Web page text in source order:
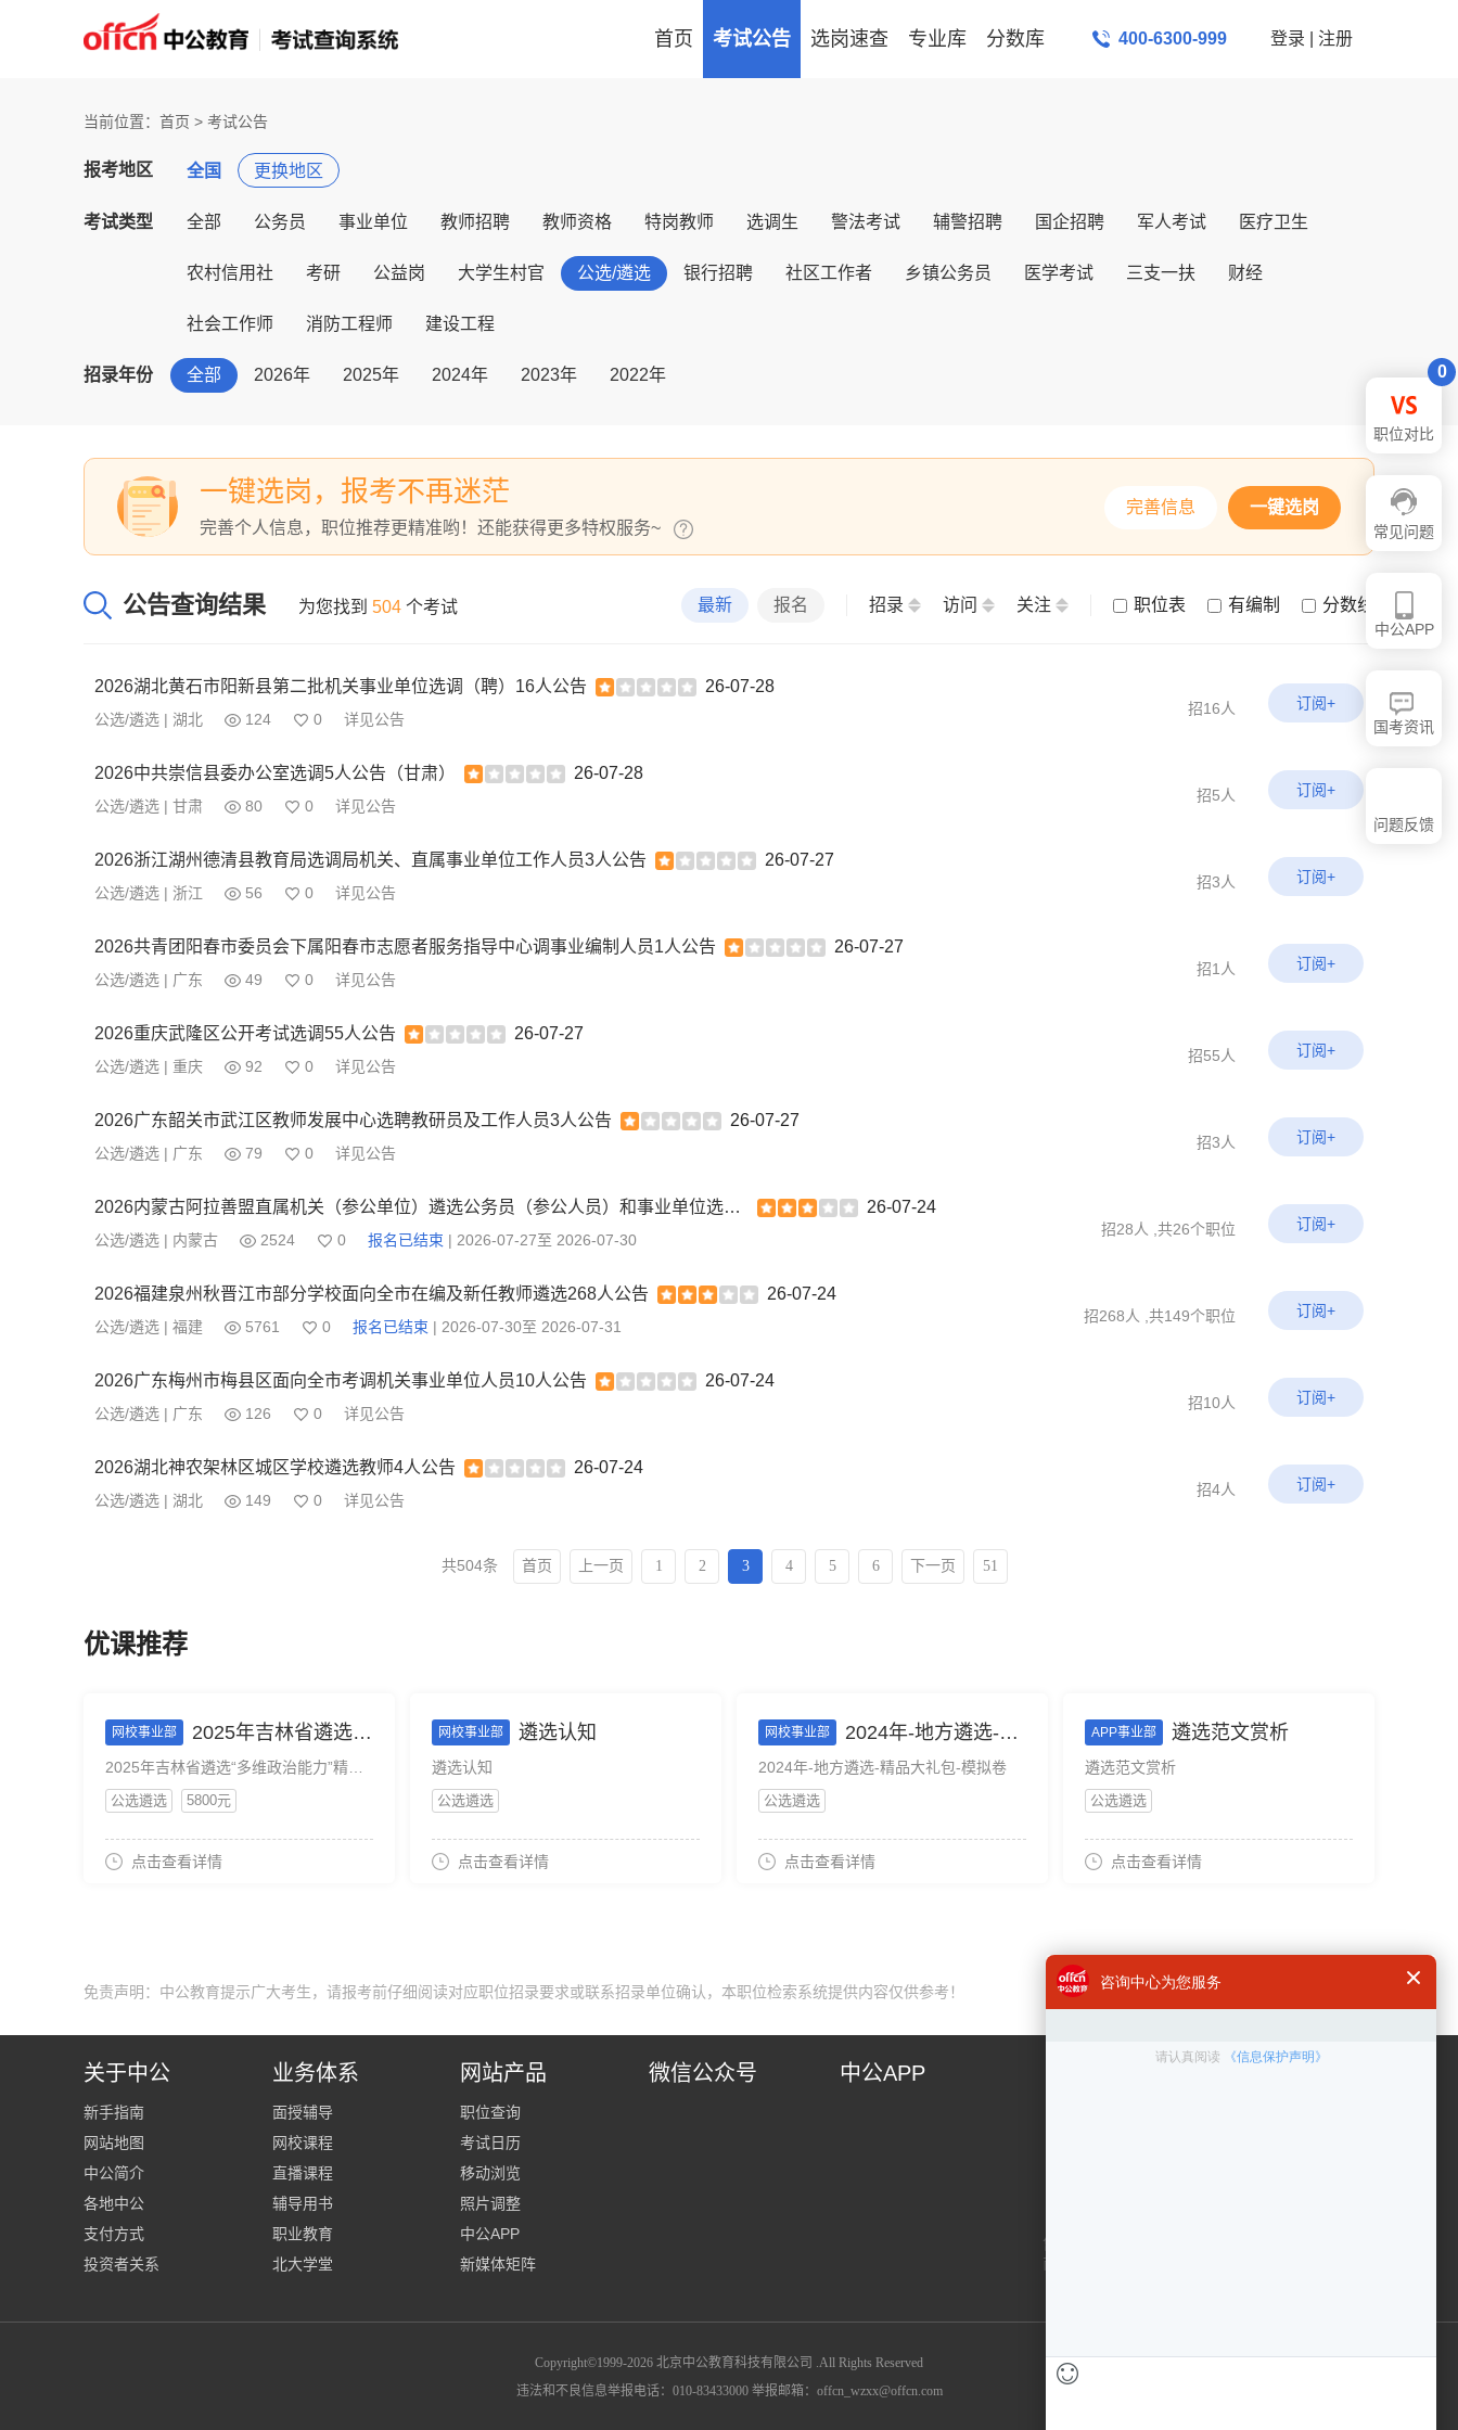
400-6300-999 登录 注册
首页 考试公告 选岗速查 专业库 分数库
当前位置：首页 > 考试公告
报考地区 全国 更换地区
考试类型 全部 公务员 事业单位 教师招聘 教师资格 特岗教师 选调生 警法考试 辅警招聘 国企招聘 军人考试 医疗卫生
农村信用社 考研 公益岗 大学生村官 公选/遴选 银行招聘 社区工作者 乡镇公务员 医学考试 三支一扶 财经
社会工作师 消防工程师 建设工程
招录年份 全部 2026年 2025年 2024年 2023年 2022年
一键选岗，报考不再迷茫
完善个人信息，职位推荐更精准哟！还能获得更多特权服务~
完善信息 一键选岗
公告查询结果 为您找到 504 个考试 最新 报名 招录 访问 关注 职位表 有编制 分数线
2026湖北黄石市阳新县第二批机关事业单位选调（聘）16人公告 26-07-28
公选/遴选 | 湖北 124 0 详见公告
招16人 订阅+
2026中共崇信县委办公室选调5人公告（甘肃） 26-07-28
公选/遴选 | 甘肃 80 0 详见公告
招5人 订阅+
2026浙江湖州德清县教育局选调局机关、直属事业单位工作人员3人公告 26-07-27
公选/遴选 | 浙江 56 0 详见公告
招3人 订阅+
2026共青团阳春市委员会下属阳春市志愿者服务指导中心调事业编制人员1人公告 26-07-27
公选/遴选 | 广东 49 0 详见公告
招1人 订阅+
2026重庆武隆区公开考试选调55人公告 26-07-27
公选/遴选 | 重庆 92 0 详见公告
招55人 订阅+
2026广东韶关市武江区教师发展中心选聘教研员及工作人员3人公告 26-07-27
公选/遴选 | 广东 79 0 详见公告
招3人 订阅+
2026内蒙古阿拉善盟直属机关（参公单位）遴选公务员（参公人员）和事业单位选聘工作人员51人公告 26-07-24
公选/遴选 | 内蒙古 2524 0 报名已结束 | 2026-07-27至 2026-07-30
招28人 ,共26个职位 订阅+
2026福建泉州秋晋江市部分学校面向全市在编及新任教师遴选268人公告 26-07-24
公选/遴选 | 福建 5761 0 报名已结束 | 2026-07-30至 2026-07-31
招268人 ,共149个职位 订阅+
2026广东梅州市梅县区面向全市考调机关事业单位人员10人公告 26-07-24
公选/遴选 | 广东 126 0 详见公告
招10人 订阅+
2026湖北神农架林区城区学校遴选教师4人公告 26-07-24
公选/遴选 | 湖北 149 0 详见公告
招4人 订阅+
共504条 首页 上一页 1 2 3 4 5 6 下一页 51
优课推荐
网校事业部 2025年吉林省遴选“多维政治能力”精学班
公选遴选 5800元
点击查看详情
网校事业部 遴选认知
遴选认知
公选遴选
点击查看详情
网校事业部 2024年-地方遴选-精品大礼包-模拟卷
2024年-地方遴选-精品大礼包-模拟卷
公选遴选
点击查看详情
APP事业部 遴选范文赏析
遴选范文赏析
公选遴选
点击查看详情
免责声明：中公教育提示广大考生，请报考前仔细阅读对应职位招录要求或联系招录单位确认，本职位检索系统提供内容仅供参考！
0
职位对比
常见问题
中公APP
国考资讯
问题反馈
关于中公
新手指南
网站地图
中公简介
各地中公
支付方式
投资者关系
业务体系
面授辅导
网校课程
直播课程
辅导用书
职业教育
北大学堂
网站产品
职位查询
考试日历
移动浏览
照片调整
中公APP
新媒体矩阵
微信公众号 中公APP
售后服务：010-83433000
商务合作：010-83432878
Copyright©1999-2026 北京中公教育科技有限公司 .All Rights Reserved
违法和不良信息举报电话：010-83433000 举报邮箱：offcn_wzxx@offcn.com